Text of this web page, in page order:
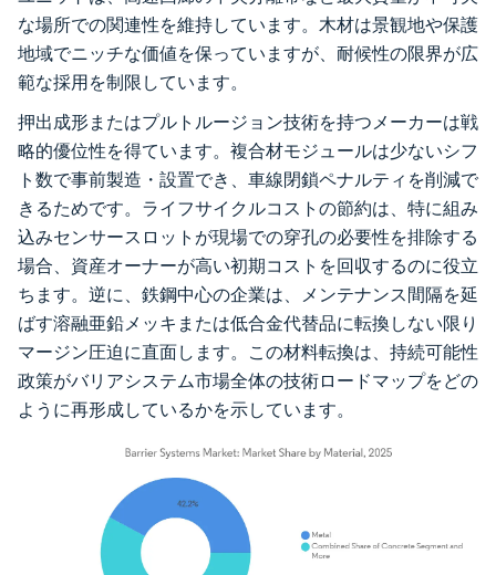
な場所での関連性を維持しています。木材は景観地や保護
地域でニッチな価値を保っていますが、耐候性の限界が広
範な採用を制限しています。
押出成形またはプルトルージョン技術を持つメーカーは戦
略的優位性を得ています。複合材モジュールは少ないシフ
ト数で事前製造・設置でき、車線閉鎖ペナルティを削減で
きるためです。ライフサイクルコストの節約は、特に組み
込みセンサースロットが現場での穿孔の必要性を排除する
場合、資産オーナーが高い初期コストを回収するのに役立
ちます。逆に、鉄鋼中心の企業は、メンテナンス間隔を延
ばす溶融亜鉛メッキまたは低合金代替品に転換しない限り
マージン圧迫に直面します。この材料転換は、持続可能性
政策がバリアシステム市場全体の技術ロードマップをどの
ように再形成しているかを示しています。